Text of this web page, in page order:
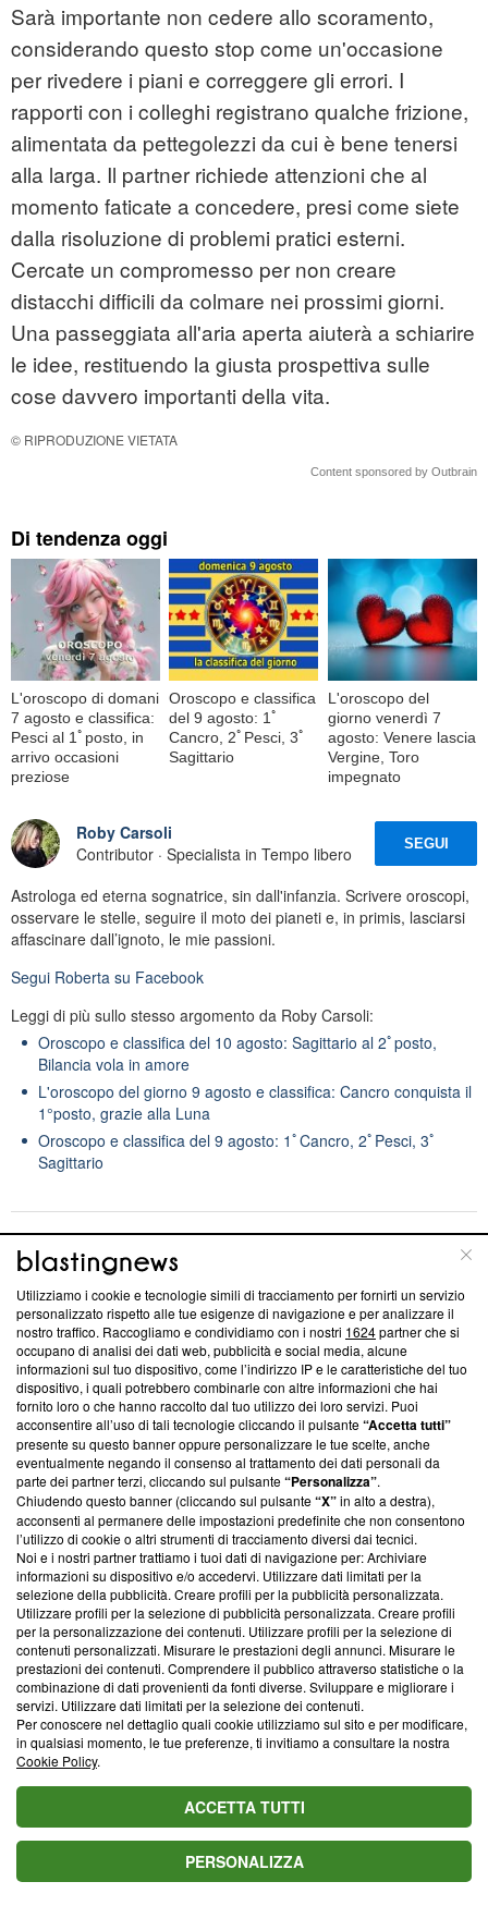
Sarà importante non cedere allo scoramento,
considerando questo stop come un'occasione
per rivedere i piani e correggere gli errori. I
rapporti con i colleghi registrano qualche frizione,
alimentata da pettegolezzi da cui è bene tenersi
alla larga. Il partner richiede attenzioni che al
momento faticate a concedere, presi come siete
dalla risoluzione di problemi pratici esterni.
Cercate un compromesso per non creare
distacchi difficili da colmare nei prossimi giorni.
Una passeggiata all'aria aperta aiuterà a schiarire
le idee, restituendo la giusta prospettiva sulle
cose davvero importanti della vita.
© RIPRODUZIONE VIETATA
Content sponsored by Outbrain
Di tendenza oggi
L'oroscopo di domani
7 agosto e classifica:
Pesci al 1ﾟposto, in
arrivo occasioni
preziose
Oroscopo e classifica
del 9 agosto: 1ﾟ
Cancro, 2ﾟPesci, 3ﾟ
Sagittario
L'oroscopo del
giorno venerdì 7
agosto: Venere lascia
Vergine, Toro
impegnato
Roby Carsoli
Contributor · Specialista in Tempo libero
SEGUI
Astrologa ed eterna sognatrice, sin dall'infanzia. Scrivere oroscopi,
osservare le stelle, seguire il moto dei pianeti e, in primis, lasciarsi
affascinare dall’ignoto, le mie passioni.
Segui Roberta su Facebook
Leggi di più sullo stesso argomento da Roby Carsoli:
Oroscopo e classifica del 10 agosto: Sagittario al 2ﾟposto,
Bilancia vola in amore
L'oroscopo del giorno 9 agosto e classifica: Cancro conquista il
1°posto, grazie alla Luna
Oroscopo e classifica del 9 agosto: 1ﾟCancro, 2ﾟPesci, 3ﾟ
Sagittario
Michele Caltagirone
Video Maker
Suggerisci una correzione
Valuta il titolo di questo articolo
Blasting News consiglia
L'oroscopo di domani 7 agosto e classifica: Pesci al 1ﾟ
posto, in arrivo occasioni preziose
Oroscopo e classifica del 9 agosto: 1ﾟCancro, 2ﾟPesci,
3ﾟSagittario
L'oroscopo del giorno venerdì 7 agosto: Venere lascia
Vergine, Toro impegnato
L'oroscopo della fortuna settimana fino al 16 agosto e
classifica: Sagittario al 1ﾟposto
L'oroscopo del week-end 23-24 maggio e punteggi: 6
stelle all'Ariete
L'oroscopo del fine settimana 23-24 maggio: Ariete idee
Utilizziamo i cookie e tecnologie simili di tracciamento per fornirti un servizio
personalizzato rispetto alle tue esigenze di navigazione e per analizzare il
nostro traffico. Raccogliamo e condividiamo con i nostri 1624partner che si
occupano di analisi dei dati web, pubblicità e social media, alcune
informazioni sul tuo dispositivo, come l’indirizzo IP e le caratteristiche del tuo
dispositivo, i quali potrebbero combinarle con altre informazioni che hai
fornito loro o che hanno raccolto dal tuo utilizzo dei loro servizi. Puoi
acconsentire all’uso di tali tecnologie cliccando il pulsante“Accetta tutti”
presente su questo banner oppure personalizzare le tue scelte, anche
eventualmente negando il consenso al trattamento dei dati personali da
parte dei partner terzi, cliccando sul pulsante“Personalizza”.
Chiudendo questo banner (cliccando sul pulsante“X”in alto a destra),
acconsenti al permanere delle impostazioni predefinite che non consentono
l’utilizzo di cookie o altri strumenti di tracciamento diversi dai tecnici.
Noi e i nostri partner trattiamo i tuoi dati di navigazione per: Archiviare
informazioni su dispositivo e/o accedervi. Utilizzare dati limitati per la
selezione della pubblicità. Creare profili per la pubblicità personalizzata.
Utilizzare profili per la selezione di pubblicità personalizzata. Creare profili
per la personalizzazione dei contenuti. Utilizzare profili per la selezione di
contenuti personalizzati. Misurare le prestazioni degli annunci. Misurare le
prestazioni dei contenuti. Comprendere il pubblico attraverso statistiche o la
combinazione di dati provenienti da fonti diverse. Sviluppare e migliorare i
servizi. Utilizzare dati limitati per la selezione dei contenuti.
Per conoscere nel dettaglio quali cookie utilizziamo sul sito e per modificare,
in qualsiasi momento, le tue preferenze, ti invitiamo a consultare la nostra
Cookie Policy.
ACCETTA TUTTI
PERSONALIZZA